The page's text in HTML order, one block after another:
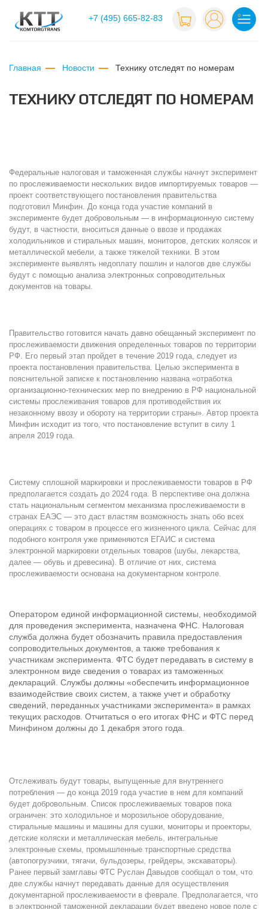
+7 (495) 665-82-83
Главная Новости технику отследят по номерам
ТЕХНИКУ ОТСЛЕДЯТ ПО НОМЕРАМ
Федеральные налоговая и таможенная службы начнут эксперимент
по прослеживаемости нескольких видов импортируемых товаров —
проект соответствующего постановления правительства
подготовил Минфин. До конца года участие компаний в
эксперименте будет добровольным — в информационную систему
будут, в частности, вноситься данные о ввозе и продажах
холодильников и стиральных машин, мониторов, детских колясок и
металлической мебели, а также тяжелой техники. В этом
эксперименте выявлять недоплату пошлин и налогов две службы
будут с помощью анализа электронных сопроводительных
документов на товары.
Правительство готовится начать давно обещанный эксперимент по
прослеживаемости движения определенных товаров по территории
РФ. Его первый этап пройдет в течение 2019 года, следует из
проекта постановления правительства. Целью эксперимента в
пояснительной записке к постановлению названа «отработка
организационно-технических мер по внедрению в РФ национальной
системы прослеживания товаров для противодействия их
незаконному ввозу и обороту на территории страны». Автор проекта
Минфин исходит из того, что постановление вступит в силу 1
апреля 2019 года.
Систему сплошной маркировки и прослеживаемости товаров в РФ
предполагается создать до 2024 года. В перспективе она должна
стать национальным сегментом механизма прослеживаемости в
странах ЕАЭС — это даст властям возможность знать обо всех
операциях с товаром в процессе его жизненного цикла. Сейчас для
подобного контроля уже применяются ЕГАИС и система
электронной маркировки отдельных товаров (шубы, лекарства,
далее — обувь и древесина). В отличие от них, система
прослеживаемости основана на документарном контроле.
Оператором единой информационной системы, необходимой
для проведения эксперимента, назначена ФНС. Налоговая
служба должна будет обозначить правила предоставления
сопроводительных документов, а также требования к
участникам эксперимента. ФТС будет передавать в систему в
электронном виде сведения о товарах из таможенных
деклараций. Службы должны «обеспечить информационное
взаимодействие своих систем, а также учет и обработку
сведений, переданных участниками эксперимента» в рамках
текущих расходов. Отчитаться о его итогах ФНС и ФТС перед
Минфином должны до 1 декабря этого года.
Отслеживать будут товары, выпущенные для внутреннего
потребления — до конца 2019 года участие в нем для компаний
будет добровольным. Список прослеживаемых товаров пока
ограничен: это холодильное и морозильное оборудование,
стиральные машины и машины для сушки, мониторы и проекторы,
детские коляски и металлическая мебель, интегральные
электронные схемы, промышленные транспортные средства
(автопогрузчики, тягачи, бульдозеры, грейдеры, экскаваторы).
Ранее первый замглавы ФТС Руслан Давыдов сообщал о том, что
две службы начнут передавать данные для осуществления
документарной прослеживаемости в феврале. Предполагается, что
в электронной таможенной декларации будет введено новое поле с